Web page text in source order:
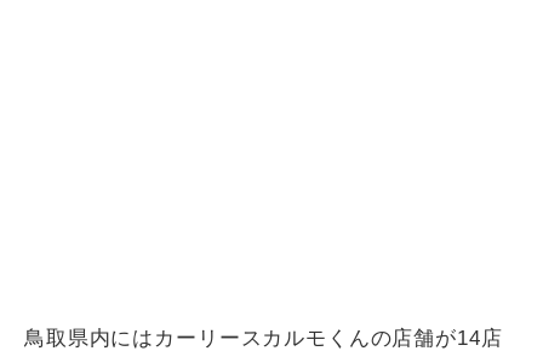
鳥取県内にはカーリースカルモくんの店舗が14店